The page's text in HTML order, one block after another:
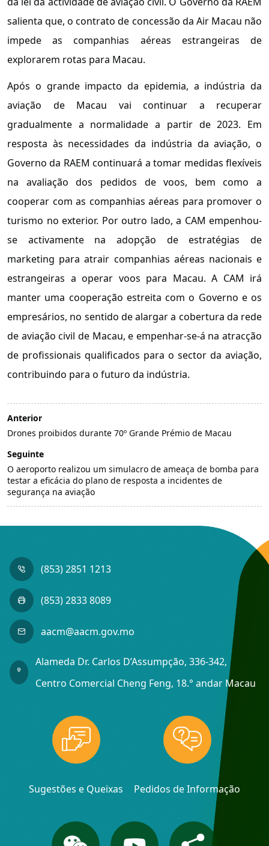
salienta que, o contrato de concessão da Air Macau não
impede as companhias aéreas estrangeiras de
explorarem rotas para Macau.
Após o grande impacto da epidemia, a indústria da
aviação de Macau vai continuar a recuperar
gradualmente a normalidade a partir de 2023. Em
resposta às necessidades da indústria da aviação, o
Governo da RAEM continuará a tomar medidas flexíveis
na avaliação dos pedidos de voos, bem como a
cooperar com as companhias aéreas para promover o
turismo no exterior. Por outro lado, a CAM empenhou-
se activamente na adopção de estratégias de
marketing para atrair companhias aéreas nacionais e
estrangeiras a operar voos para Macau. A CAM irá
manter uma cooperação estreita com o Governo e os
empresários, no sentido de alargar a cobertura da rede
de aviação civil de Macau, e empenhar-se-á na atracção
de profissionais qualificados para o sector da aviação,
contribuindo para o futuro da indústria.
Anterior
Drones proibidos durante 70º Grande Prémio de Macau
Seguinte
O aeroporto realizou um simulacro de ameaça de bomba para
testar a eficácia do plano de resposta a incidentes de
segurança na aviação
(853) 2851 1213
(853) 2833 8089
aacm@aacm.gov.mo
Alameda Dr. Carlos D’Assumpção, 336-342,
Centro Comercial Cheng Feng, 18.° andar Macau
Sugestões e Queixas Pedidos de Informação